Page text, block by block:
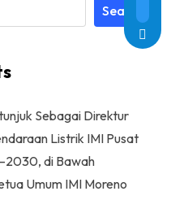
Search
Sebagai Direktur
Listrik IMI Pusat
di Bawah
Umum IMI Moreno